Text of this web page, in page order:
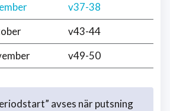
v37-38
v43-44
v49-50
avses när putsning